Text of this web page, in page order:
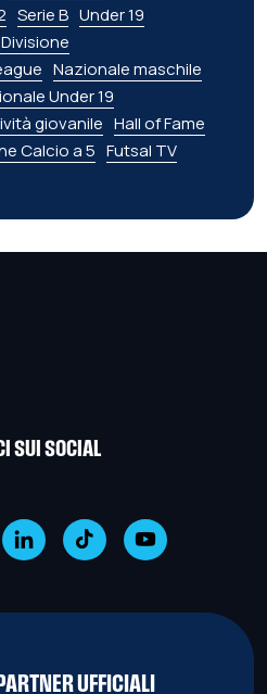
Serie B Under 19
Nazionale maschile
Under 19
giovanile Hall of Fame
Calcio a 5 Futsal TV
SUI SOCIAL
UFFICIALI